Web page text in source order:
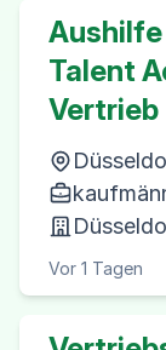
Talent
Vor 1 Tagen